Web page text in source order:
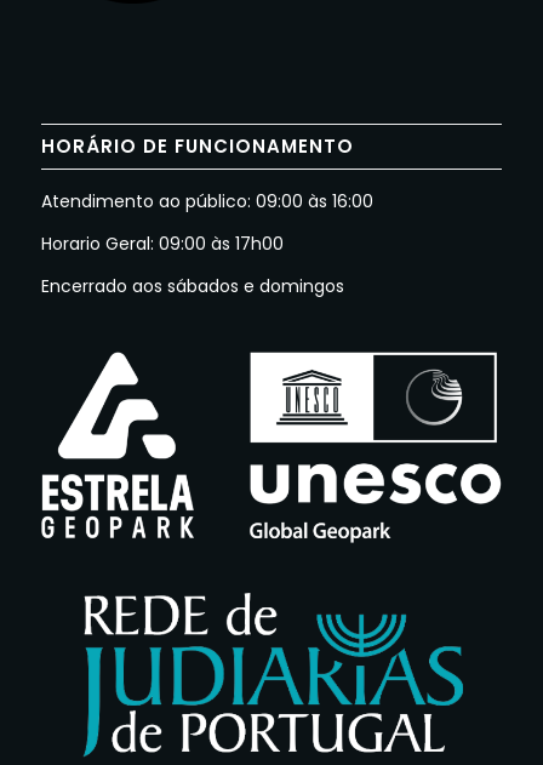
HORÁRIO DE FUNCIONAMENTO
Atendimento ao público: 09:00 às 16:00
Horario Geral: 09:00 às 17h00
Encerrado aos sábados e domingos